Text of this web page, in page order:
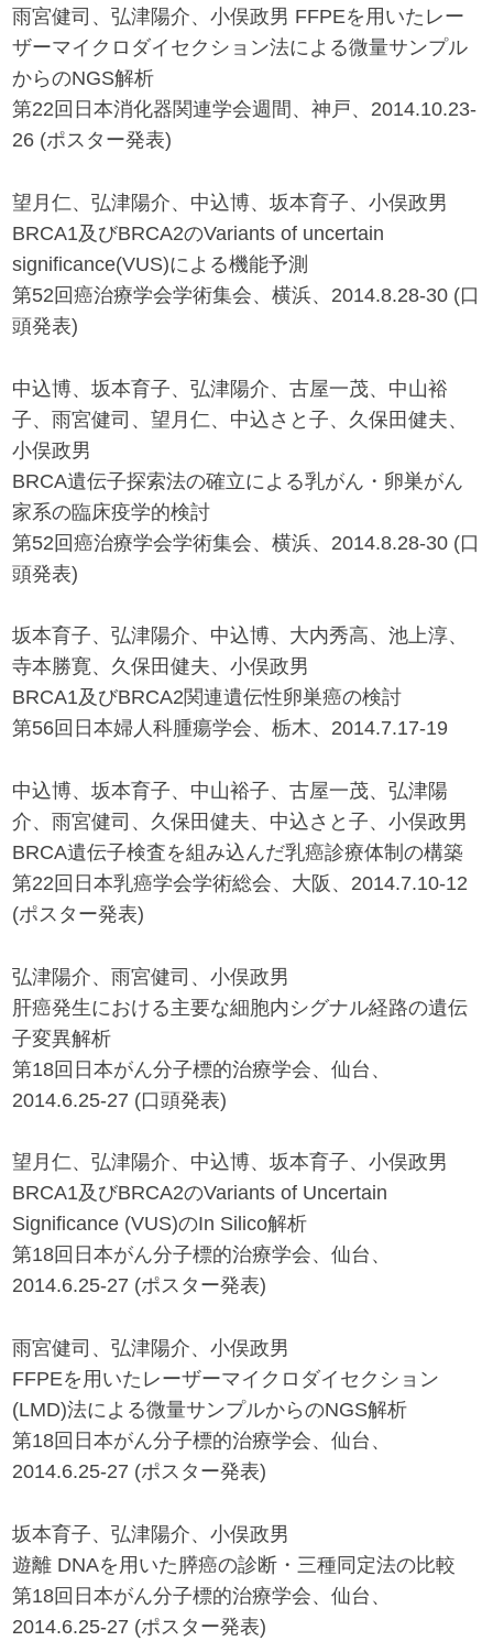
雨宮健司、弘津陽介、小俣政男 FFPEを用いたレー
ザーマイクロダイセクション法による微量サンプル
からのNGS解析
第22回日本消化器関連学会週間、神戸、2014.10.23-
26 (ポスター発表)
望月仁、弘津陽介、中込博、坂本育子、小俣政男
BRCA1及びBRCA2のVariants of uncertain
significance(VUS)による機能予測
第52回癌治療学会学術集会、横浜、2014.8.28-30 (口
頭発表)
中込博、坂本育子、弘津陽介、古屋一茂、中山裕
子、雨宮健司、望月仁、中込さと子、久保田健夫、
小俣政男
BRCA遺伝子探索法の確立による乳がん・卵巣がん
家系の臨床疫学的検討
第52回癌治療学会学術集会、横浜、2014.8.28-30 (口
頭発表)
坂本育子、弘津陽介、中込博、大内秀高、池上淳、
寺本勝寛、久保田健夫、小俣政男
BRCA1及びBRCA2関連遺伝性卵巣癌の検討
第56回日本婦人科腫瘍学会、栃木、2014.7.17-19
中込博、坂本育子、中山裕子、古屋一茂、弘津陽
介、雨宮健司、久保田健夫、中込さと子、小俣政男
BRCA遺伝子検査を組み込んだ乳癌診療体制の構築
第22回日本乳癌学会学術総会、大阪、2014.7.10-12
(ポスター発表)
弘津陽介、雨宮健司、小俣政男
肝癌発生における主要な細胞内シグナル経路の遺伝
子変異解析
第18回日本がん分子標的治療学会、仙台、
2014.6.25-27 (口頭発表)
望月仁、弘津陽介、中込博、坂本育子、小俣政男
BRCA1及びBRCA2のVariants of Uncertain
Significance (VUS)のIn Silico解析
第18回日本がん分子標的治療学会、仙台、
2014.6.25-27 (ポスター発表)
雨宮健司、弘津陽介、小俣政男
FFPEを用いたレーザーマイクロダイセクション
(LMD)法による微量サンプルからのNGS解析
第18回日本がん分子標的治療学会、仙台、
2014.6.25-27 (ポスター発表)
坂本育子、弘津陽介、小俣政男
遊離 DNAを用いた膵癌の診断・三種同定法の比較
第18回日本がん分子標的治療学会、仙台、
2014.6.25-27 (ポスター発表)